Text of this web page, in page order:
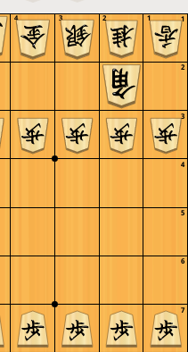
7
6
5
4
3
2
1
4 3 2 1